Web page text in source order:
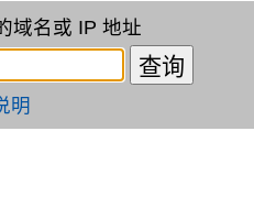
域名或 IP 地址
明